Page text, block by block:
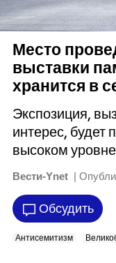
Место
выставки
хранится в
Экспозиция,
интерес, будет
высоком
Вести-Ynet |
Обсудить
Антисемитизм